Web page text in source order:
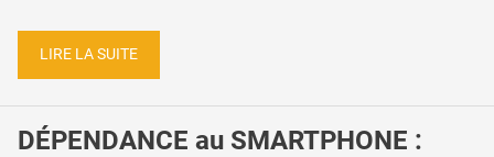
LIRE LA SUITE
DÉPENDANCE au SMARTPHONE :